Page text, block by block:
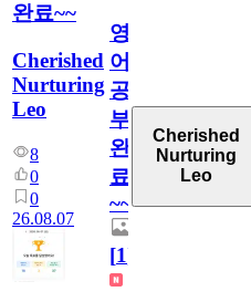
완료~~
Cherished
Nurturing
Leo
8
0
0
26.08.07
영
어
공
부
완
료
~~
[1]
Cherished
Nurturing
Leo